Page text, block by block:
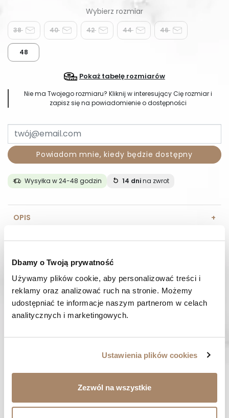
Dbamy o Twoją prywatność
Używamy plików cookie, aby personalizować treści i
reklamy oraz analizować ruch na stronie. Możemy
udostępniać te informacje naszym partnerom w celach
analitycznych i marketingowych.
Ustawienia plików cookies
Zezwól na wszystkie
38 40 42 44 46
48
Pokaż tabelę rozmiarów
Nie ma Twojego rozmiaru? Kliknij w interesujący Cię rozmiar i
zapisz się na powiadomienie o dostępności
Powiadom mnie, kiedy będzie dostępny
Wysyłka w 24-48 godzin 14 dnina zwrot
OPIS
SKŁAD I MATERIAŁ
SPOSOBY PŁATNOŚCI
OPINIE (0)
Pracujemy od poniedziałku do piątku. Od godziny 9:00 do
Masz prawo do 14 dni na zwrot towaru